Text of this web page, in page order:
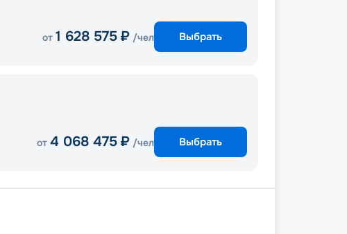
от 1 628 575 ₽ /чел Выбрать
от 4 068 475 ₽ /чел Выбрать